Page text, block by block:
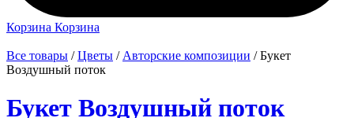
Корзина Корзина
Все товары /Цветы / Авторские композиции / Букет
Воздушный поток
Букет Воздушный поток